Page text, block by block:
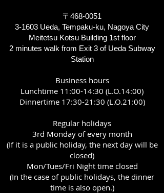
〒468-0051
3-1603 Ueda, Tempaku-ku, Nagoya City
Meitetsu Kotsu Building 1st floor
2 minutes walk from Exit 3 of Ueda Subway
Station
Business hours
Lunchtime 11:00-14:30 (L.O.14:00)
Dinnertime 17:30-21:30 (L.O.21:00)
Regular holidays
3rd Monday of every month
​(If it is a public holiday, the next day will be
closed)
Mon/Tues/Fri Night time closed
(In the case of public holidays, the dinner
time is also open.)